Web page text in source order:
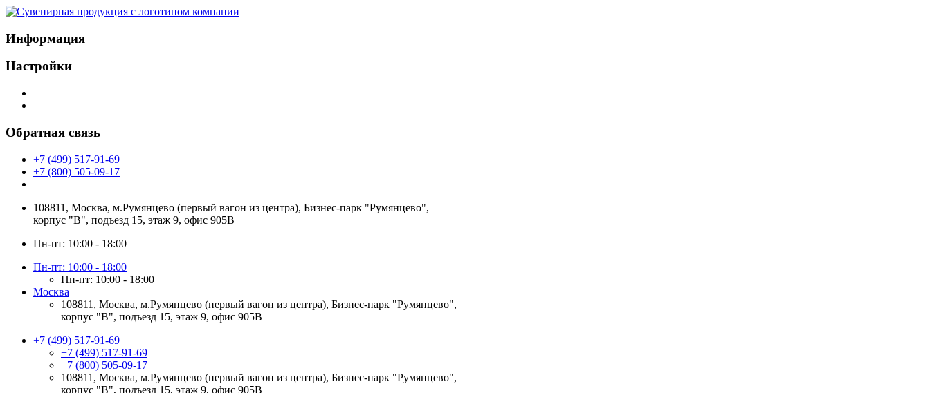
Информация
Настройки
Обратная связь
+7 (499) 517-91-69
+7 (800) 505-09-17
108811, Москва, м.Румянцево (первый вагон из центра), Бизнес-парк "Румянцево",
корпус "В", подъезд 15, этаж 9, офис 905В
Пн-пт: 10:00 - 18:00
Пн-пт: 10:00 - 18:00
Пн-пт: 10:00 - 18:00
Москва
108811, Москва, м.Румянцево (первый вагон из центра), Бизнес-парк "Румянцево",
корпус "В", подъезд 15, этаж 9, офис 905В
+7 (499) 517-91-69
+7 (499) 517-91-69
+7 (800) 505-09-17
108811, Москва, м.Румянцево (первый вагон из центра), Бизнес-парк "Румянцево",
корпус "В", подъезд 15, этаж 9, офис 905В